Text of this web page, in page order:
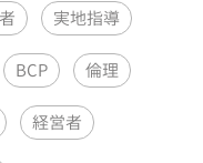
実地指導
BCP 倫理
経営者